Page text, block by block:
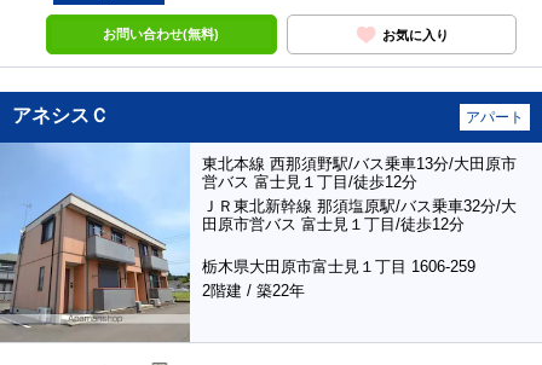
お問い合わせ(無料) お気に入り
アネシスＣ アパート
東北本線 西那須野駅/バス乗車13分/大田原市
営バス 富士見１丁目/徒歩12分
ＪＲ東北新幹線 那須塩原駅/バス乗車32分/大
田原市営バス 富士見１丁目/徒歩12分
栃木県大田原市富士見１丁目 1606-259
2階建 / 築22年